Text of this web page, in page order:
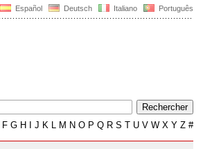
Español Deutsch Italiano Português
F G H J K L M N O P Q R S T U V W X Y Z #